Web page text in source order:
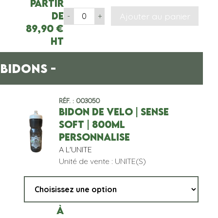
partir
de
89,90 €
HT
- + Ajouter au panier
-
Réf. : 003050
BIDON DE VELO | SENSE
SOFT | 800ML
PERSONNALISE
A L'UNITE
Unité de vente : UNITE(S)
À